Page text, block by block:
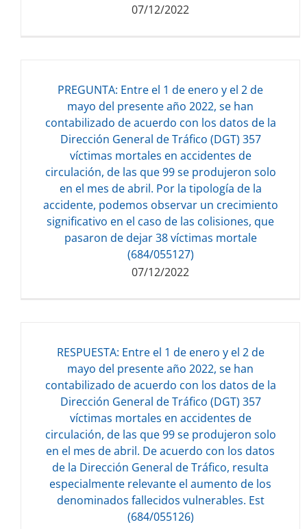
07/12/2022
Descarga del documento:
120.91 KB
PREGUNTA: Entre el 1 de enero y el 2 de
mayo del presente año 2022, se han
contabilizado de acuerdo con los datos de la
Dirección General de Tráfico (DGT) 357
víctimas mortales en accidentes de
circulación, de las que 99 se produjeron solo
en el mes de abril. Por la tipología de la
accidente, podemos observar un crecimiento
significativo en el caso de las colisiones, que
pasaron de dejar 38 víctimas mortale
(684/055127)
07/12/2022
Descarga del documento:
132.94 KB
RESPUESTA: Entre el 1 de enero y el 2 de
mayo del presente año 2022, se han
contabilizado de acuerdo con los datos de la
Dirección General de Tráfico (DGT) 357
víctimas mortales en accidentes de
circulación, de las que 99 se produjeron solo
en el mes de abril. De acuerdo con los datos
de la Dirección General de Tráfico, resulta
especialmente relevante el aumento de los
denominados fallecidos vulnerables. Est
(684/055126)